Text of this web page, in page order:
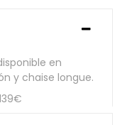
en
y chaise longue.